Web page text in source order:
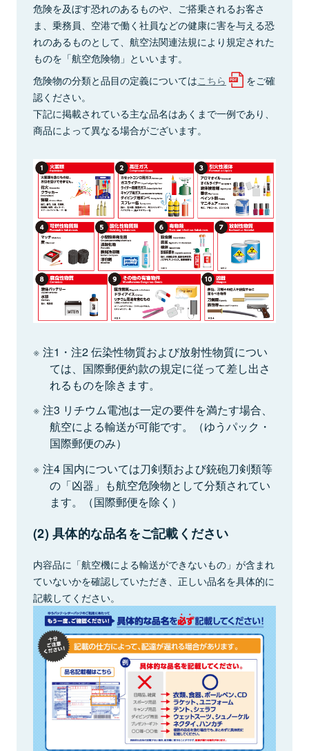
危険を及ぼす恐れのあるものや、ご搭乗されるお客さ
ま、乗務員、空港で働く社員などの健康に害を与える恐
れのあるものとして、航空法関連法規により規定された
ものを「航空危険物」といいます。
危険物の分類と品目の定義についてはこちら
をご確
認ください。
下記に掲載されている主な品名はあくまで一例であり、
商品によって異なる場合がございます。
注1・注2 伝染性物質および放射性物質につい
ては、国際郵便約款の規定に従って差し出さ
れるものを除きます。
注3 リチウム電池は一定の要件を満たす場合、
航空による輸送が可能です。（ゆうパック・
国際郵便のみ）
注4 国内については刀剣類および銃砲刀剣類等
の「凶器」も航空危険物として分類されてい
ます。（国際郵便を除く）
(2) 具体的な品名をご記載ください
内容品に「航空機による輸送ができないもの」が含まれ
ていないかを確認していただき、正しい品名を具体的に
記載してください。